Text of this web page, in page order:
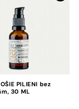
PILIENI bez
30 ML